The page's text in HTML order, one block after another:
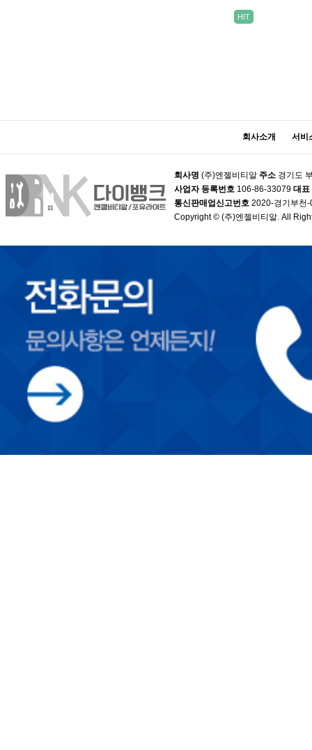
HIT
회사소개 서비
회사명 (주)엔젤비티알 주소 경기도
사업자 등록번호 106-86-33079 대표
통신판매업신고번호 2020-경기부천
Copyright © (주)엔젤비티알. All